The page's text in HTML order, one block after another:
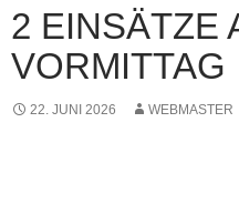
2 EINSÄTZE
VORMITTAG
22. JUNI 2026 WEBMASTER